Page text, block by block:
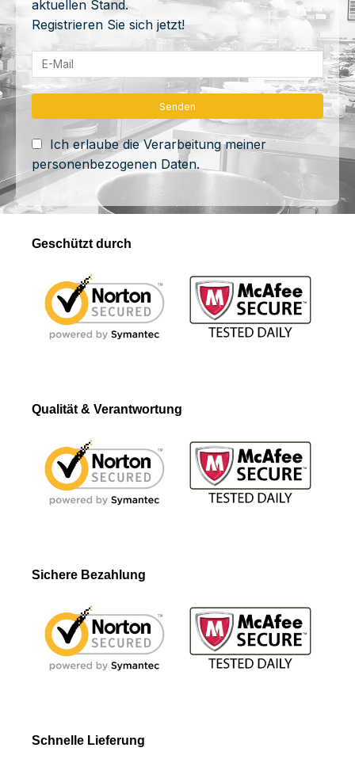
aktuellen Stand.
Registrieren Sie sich jetzt!
Ich erlaube die Verarbeitung meiner
personenbezogenen Daten.
Geschützt durch
Qualität & Verantwortung
Sichere Bezahlung
Schnelle Lieferung